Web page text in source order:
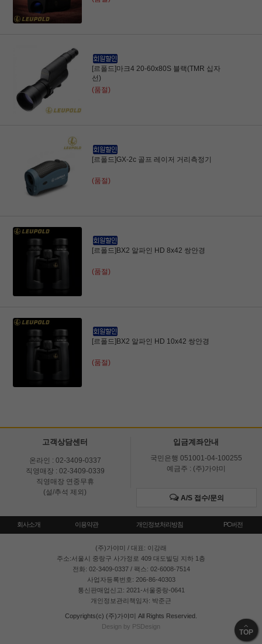
[르폴드]마크4 20-60x80S 블랙(TMR 십자
선)
(품절)
[르폴드]GX-2c 골프 레이저 거리측정기
(품절)
[르폴드]BX2 알파인 HD 8x42 쌍안경
(품절)
[르폴드]BX2 알파인 HD 10x42 쌍안경
(품절)
고객상담센터
온라인 : 02-3409-0337
직영매장 : 02-3409-0339
직영매장 연중무휴
(설/추석 제외)
입금계좌안내
국민은행 051001-04-100255
예금주 : (주)가야미
A/S 접수/문의
회사소개 이용약관 개인정보처리방침 PC버전
(주)가야미 / 대표: 이강래
주소:서울시 중랑구 사가정로 409 대도빌딩 지하 1층
전화: 02-3409-0337 / 팩스: 02-6008-7514
사업자등록번호: 206-86-40303
통신판매업신고: 2021-서울중랑-0641
개인정보관리책임자: 박준근
Copyrights(c) (주)가야미 All Rights Reservied.
Design by PSDesign
TOP